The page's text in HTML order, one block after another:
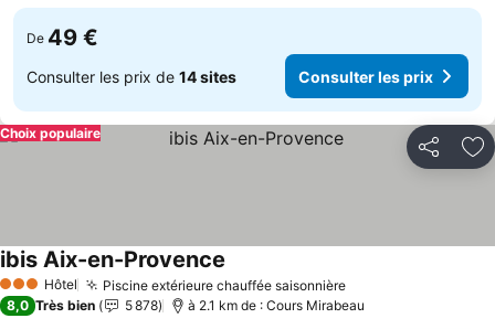
De 49 €
Consulter les prix de 14 sites Consulter les prix
Partager
Choix populaire
3 ÉtoilesHôtel Piscine extérieure chauffée saisonnière
ibis Aix-en-Provence
8,0 Très bien 5 878 à 2.1 km de : Cours Mirabeau